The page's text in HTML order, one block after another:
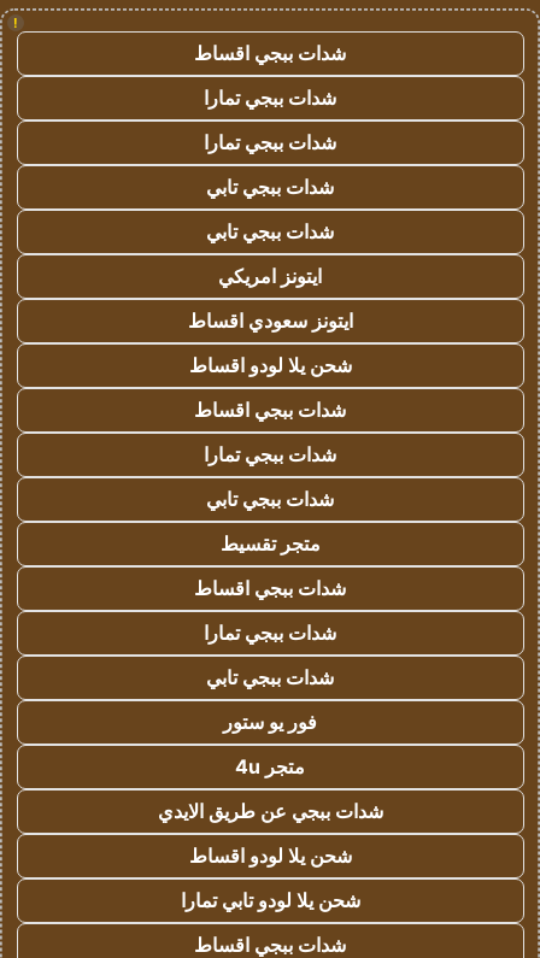
!
شدات ببجي اقساط
شدات ببجي تمارا
شدات ببجي تمارا
شدات ببجي تابي
شدات ببجي تابي
ايتونز امريكي
ايتونز سعودي اقساط
شحن يلا لودو اقساط
شدات ببجي اقساط
شدات ببجي تمارا
شدات ببجي تابي
متجر تقسيط
شدات ببجي اقساط
شدات ببجي تمارا
شدات ببجي تابي
فور يو ستور
متجر 4u
شدات ببجي عن طريق الايدي
شحن يلا لودو اقساط
شحن يلا لودو تابي تمارا
شدات ببجي اقساط